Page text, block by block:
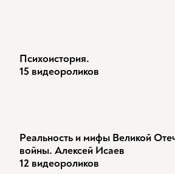
Психоистория.
15 видеороликов
Реальность и мифы Великой
войны. Алексей Исаев
12 видеороликов